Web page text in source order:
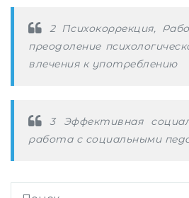
2 Психокоррекция,
преодоление
влечения к употреблению
3 Эффективная
работа с социальными